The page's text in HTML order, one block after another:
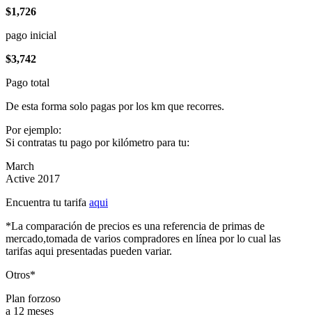
$1,726
pago inicial
$3,742
Pago total
De esta forma solo pagas por los km que recorres.
Por ejemplo:
Si contratas tu pago por kilómetro para tu:
March
Active 2017
Encuentra tu tarifa aqui
*La comparación de precios es una referencia de primas de
mercado,tomada de varios compradores en línea por lo cual las
tarifas aqui presentadas pueden variar.
Otros*
Plan forzoso
a 12 meses